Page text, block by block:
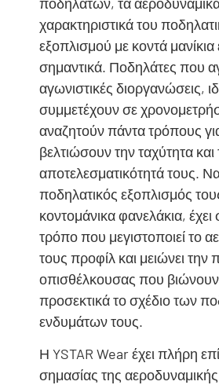
χαρακτηριστικά του
εξοπλισμού με κοντά μανίκια
σημαντικά. Ποδηλάτες που
αγωνιστικές διοργανώσεις,
συμμετέχουν σε
αναζητούν πάντα τρόπους
βελτιώσουν την ταχύτητα και
αποτελεσματικότητά τους.
ποδηλατικός εξοπλισμός
κοντομάνικα φανελάκια, έχει
τρόπο που μεγιστοποιεί το
τους προφίλ και μειώνει την
οπισθέλκουσας που
προσεκτικά το σχέδιο των
ενδυμάτων τους.
Η YSTAR Wear έχει πλήρη
σημασίας της αεροδυναμικής